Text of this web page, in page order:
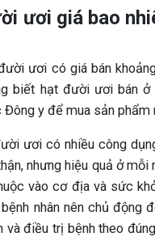
ươi giá bao
ươi có giá bán
biết hạt đười ươi bán
y để mua sản phẩm
ươi có nhiều công
nhưng hiệu quả ở mỗi
vào cơ địa và sức
bệnh nhân nên chủ động
điều trị bệnh theo